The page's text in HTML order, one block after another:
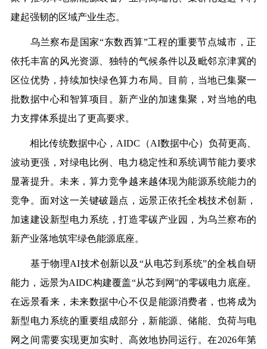
建起强韧的区域产业生态。
乌兰察布是国家“东数西算”工程的重要节点城市，正
依托丰富的风光资源、独特的气候条件以及毗邻京津冀的
区位优势，持续加快绿色算力布局。目前，当地已集聚一
批数据中心和智算项目。新产业的加速集聚，对当地的电
力支撑体系提出了更高要求。
相比传统数据中心，AIDC（AI数据中心）负荷更高、
波动更强，对绿电比例、电力稳定性和系统调节能力要求
显著提升。未来，算力竞争越来越体现为能源系统能力的
竞争。面对这一关键破题点，远景正依托全栈技术创新，
加速建设新型电力系统，打造零碳产业园，为乌兰察布的
新产业落地筑牢绿色能源底座。
基于物理AI技术创新以及“从电芯到系统”的全栈自研
能力，远景为AIDC构建覆盖“从芯到网”的零碳电力底座。
在远景看来，未来数据中心不仅是能源消费者，也将成为
新型电力系统的重要组成部分，新能源、储能、负荷与电
网之间需要实现更加实时、高效地协同运行。在2026年第